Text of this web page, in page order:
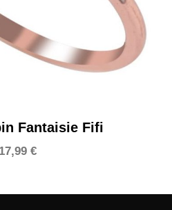
Fantaisie Fifi
17,99 €